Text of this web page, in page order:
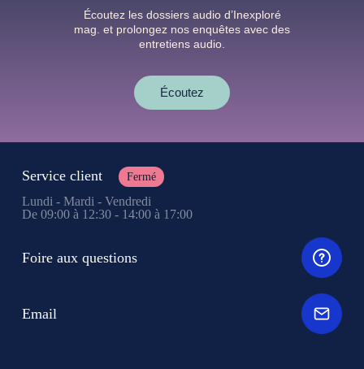
Écoutez les dossiers audio d’Inexploré
mag. et prolongez nos enquêtes avec des
entretiens audio.
Écoutez
Service client Fermé
Lundi - Mardi - Vendredi
De 09:00 à 12:30 - 14:00 à 17:00
Foire aux questions
Email